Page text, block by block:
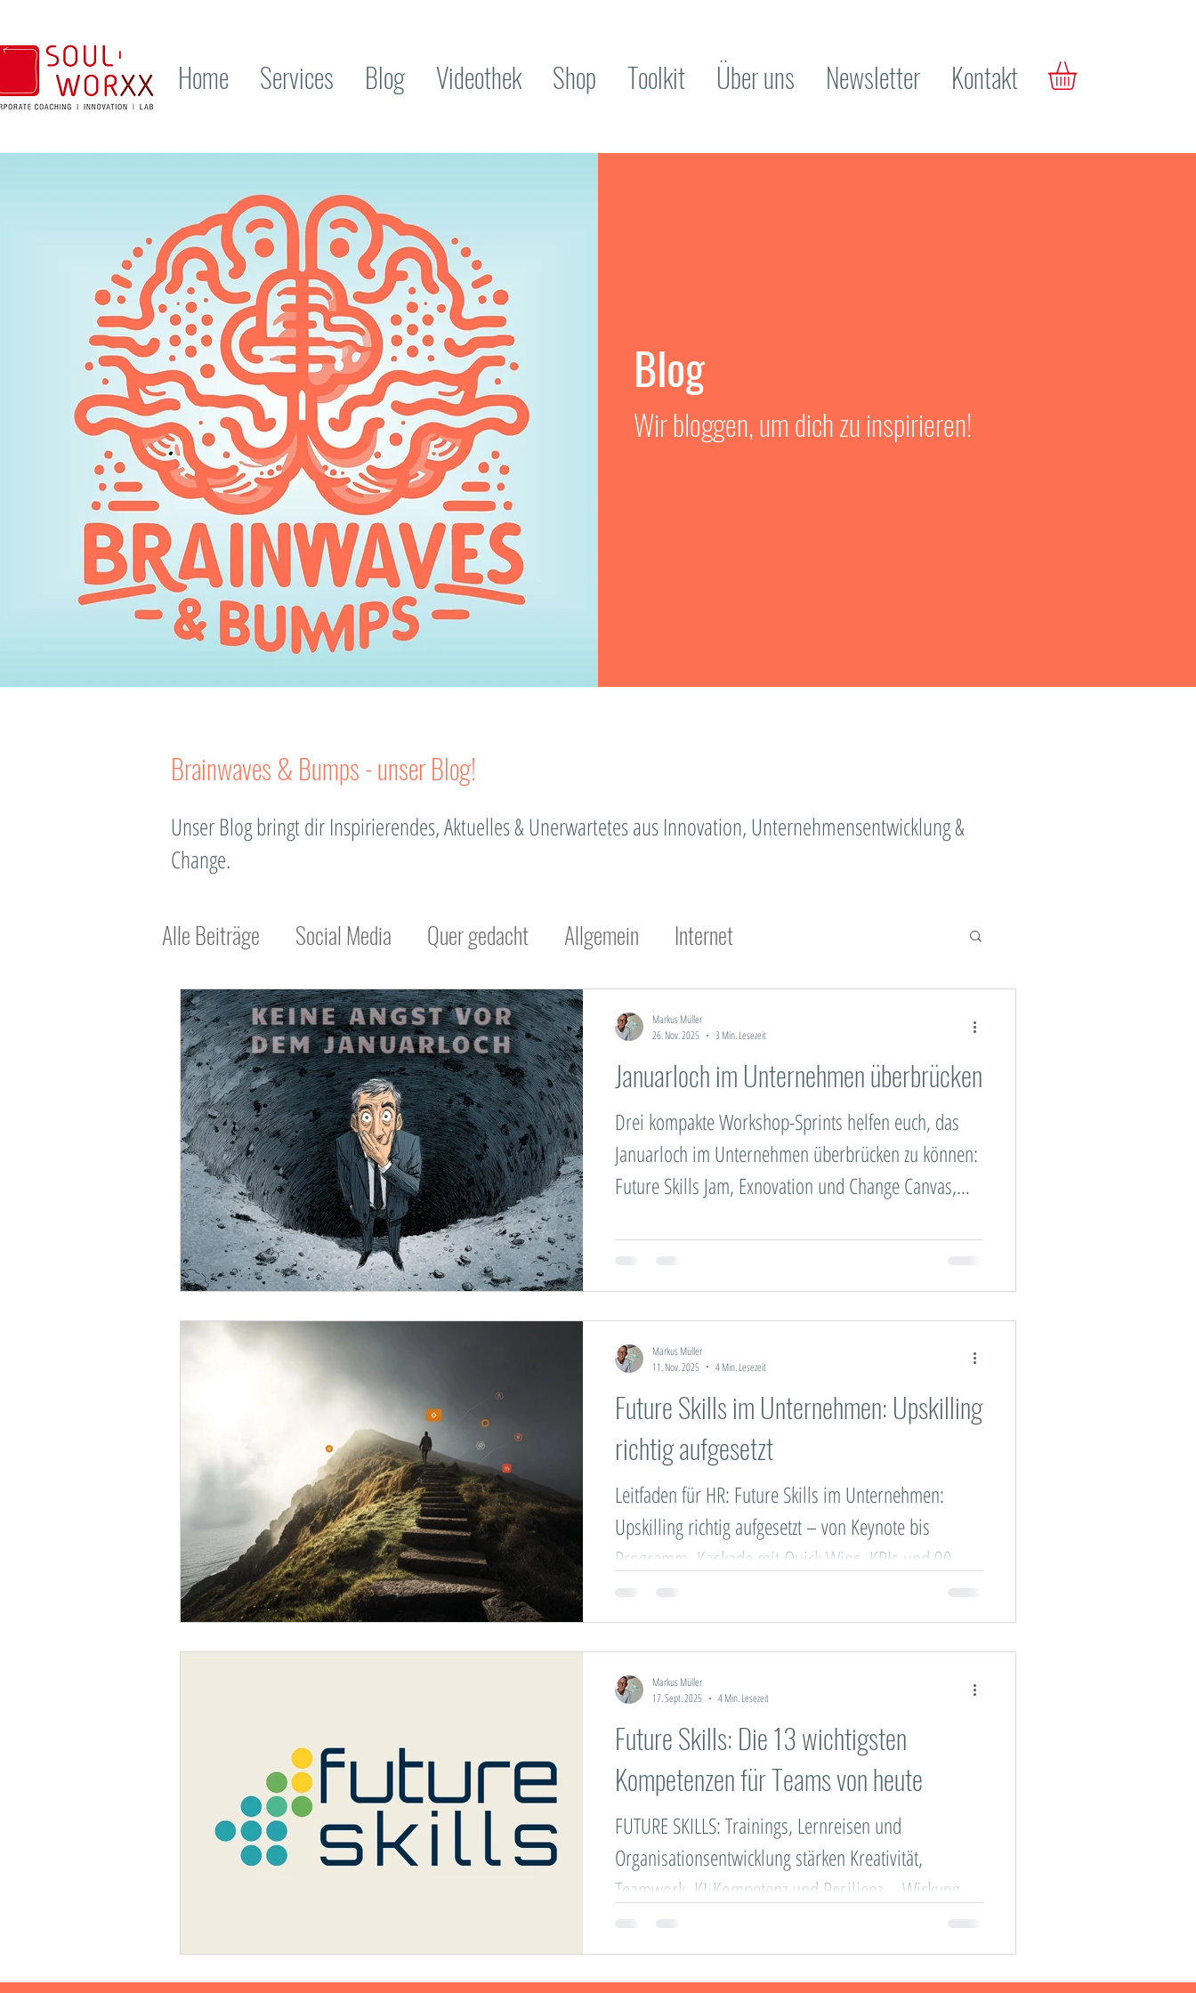
Home Services Blog Videothek Shop Toolkit Über uns Newsletter Kontakt
Blog
Wir bloggen, um dich zu inspirieren!
Brainwaves & Bumps - unser Blog!
Unser Blog bringt dir Inspirierendes, Aktuelles & Unerwartetes aus Innovation, Unternehmensentwicklung &
Change.
Alle Beiträge Social Media Quer gedacht Allgemein Internet
Unternehmensentwicklung Innovation Organisationsentwicklung
Standortentwicklung Nachhaltigkeit Design Thinking Methodik Digitalisierung
Standortmanagement Megatrend Standortmarketing Trendmanagement
Systemanalyse Serious Play LEGO® SERIOUS PLAY®
INNOV8! Kommunikation & Marketing In eigener Sache Future Skills
Personalentwicklung Führung & Leadership
Januarloch im Unternehmen überbrücken
Drei kompakte Workshop-Sprints helfen euch, das
Januarloch im Unternehmen überbrücken zu können:
Future Skills Jam, Exnovation und Change Canvas,
Markus Müller
26. Nov. 2025
3 Min. Lesezeit
Future Skills im Unternehmen: Upskilling
richtig aufgesetzt
Leitfaden für HR: Future Skills im Unternehmen:
Upskilling richtig aufgesetzt – von Keynote bis
Programm. Kaskade mit Quick Wins, KPIs und 90-
Markus Müller
11. Nov. 2025
4 Min. Lesezeit
Future Skills: Die 13 wichtigsten
Kompetenzen für Teams von heute
FUTURE SKILLS: Trainings, Lernreisen und
Organisationsentwicklung stärken Kreativität,
Teamwork, KI-Kompetenz und Resilienz – Wirkung
Markus Müller
17. Sept. 2025
4 Min. Lesezeit